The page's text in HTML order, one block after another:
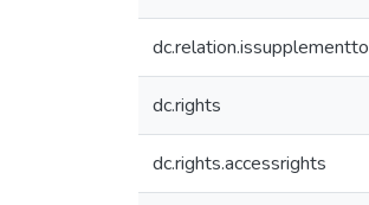
dc.relation.issupplementto
dc.rights
dc.rights.accessrights